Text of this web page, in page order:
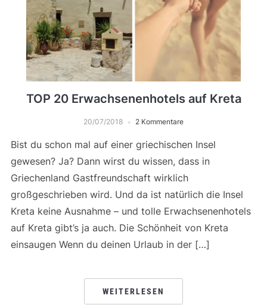
TOP 20 Erwachsenenhotels auf Kreta
20/07/2018 2 Kommentare
Bist du schon mal auf einer griechischen Insel
gewesen? Ja? Dann wirst du wissen, dass in
Griechenland Gastfreundschaft wirklich
großgeschrieben wird. Und da ist natürlich die Insel
Kreta keine Ausnahme – und tolle Erwachsenenhotels
auf Kreta gibt’s ja auch. Die Schönheit von Kreta
einsaugen Wenn du deinen Urlaub in der […]
WEITERLESEN